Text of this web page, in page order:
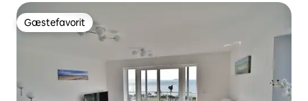
Gæstefavorit
Gæstefavorit